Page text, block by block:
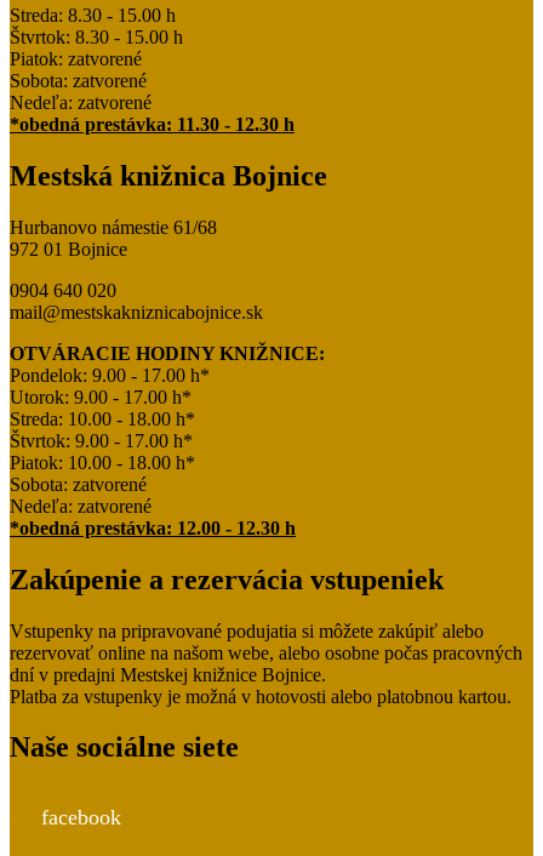
Streda: 8.30 - 15.00 h
Štvrtok: 8.30 - 15.00 h
Piatok: zatvorené
Sobota: zatvorené
Nedeľa: zatvorené
*obedná prestávka: 11.30 - 12.30 h
Mestská knižnica Bojnice
Hurbanovo námestie 61/68
972 01 Bojnice
0904 640 020
mail@mestskakniznicabojnice.sk
OTVÁRACIE HODINY KNIŽNICE:
Pondelok: 9.00 - 17.00 h*
Utorok: 9.00 - 17.00 h*
Streda: 10.00 - 18.00 h*
Štvrtok: 9.00 - 17.00 h*
Piatok: 10.00 - 18.00 h*
Sobota: zatvorené
Nedeľa: zatvorené
*obedná prestávka: 12.00 - 12.30 h
Zakúpenie a rezervácia vstupeniek
Vstupenky na pripravované podujatia si môžete zakúpiť alebo
rezervovať online na našom webe, alebo osobne počas pracovných
dní v predajni Mestskej knižnice Bojnice.
Platba za vstupenky je možná v hotovosti alebo platobnou kartou.
Naše sociálne siete
facebook